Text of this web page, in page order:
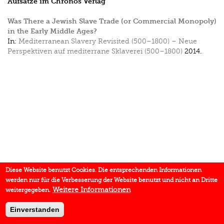
Was There a Jewish Slave Trade (or Commercial Monopoly)
in the Early Middle Ages?
In: Mediterranean Slavery Revisited (500–1800) – Neue
Perspektiven auf mediterrane Sklaverei (500–1800) 2014.
Diese Website benutzt Cookies. Die entsprechenden Informationen
werden nur für die Verbesserung der Website benutzt und nicht an Dritte
weitergegeben. Weitere Informationen
Einverstanden